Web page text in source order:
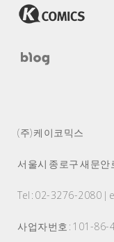
(주) 케이코믹스
서울시 종로구 새문
Tel : 02-3276-2080 |
사업자번호 : 101-86-